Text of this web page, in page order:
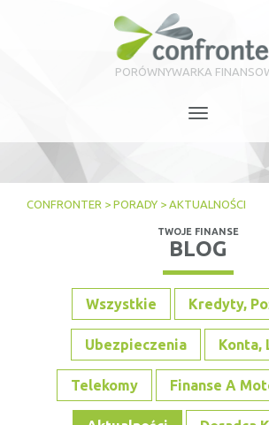
PORÓWNYWARKA
navigation
CONFRONTER > PORADY > AKTUALNOŚCI
TWOJE FINANSE
BLOG
Wszystkie Kredyty,
Ubezpieczenia Konta,
Telekomy Finanse A